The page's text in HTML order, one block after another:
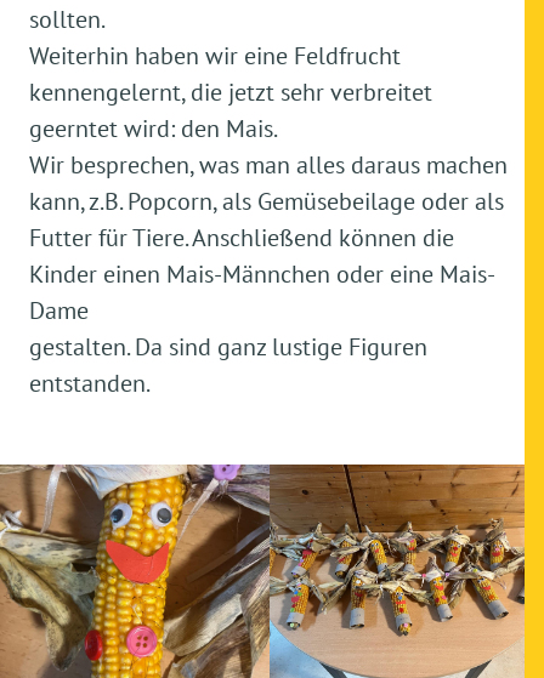
sollten.
Weiterhin haben wir eine Feldfrucht
kennengelernt, die jetzt sehr verbreitet
geerntet wird: den Mais.
Wir besprechen, was man alles daraus machen
kann, z.B. Popcorn, als Gemüsebeilage oder als
Futter für Tiere. Anschließend können die
Kinder einen Mais-Männchen oder eine Mais-
Dame
gestalten. Da sind ganz lustige Figuren
entstanden.